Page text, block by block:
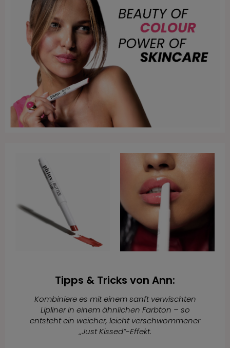
Tipps & Tricks von Ann:
Kombiniere es mit einem sanft verwischten
Lipliner in einem ähnlichen Farbton – so
entsteht ein weicher, leicht verschwommener
„Just Kissed“-Effekt.